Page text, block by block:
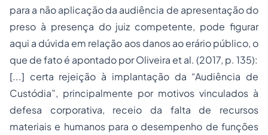
para a não aplicação da audiência de apresentação do
preso à presença do juiz competente, pode figurar
aqui a dúvida em relação aos danos ao erário público, o
que de fato é apontado por Oliveira et al. (2017, p. 135):
[...] certa rejeição à implantação da “Audiência de
Custódia”, principalmente por motivos vinculados à
defesa corporativa, receio da falta de recursos
materiais e humanos para o desempenho de funções